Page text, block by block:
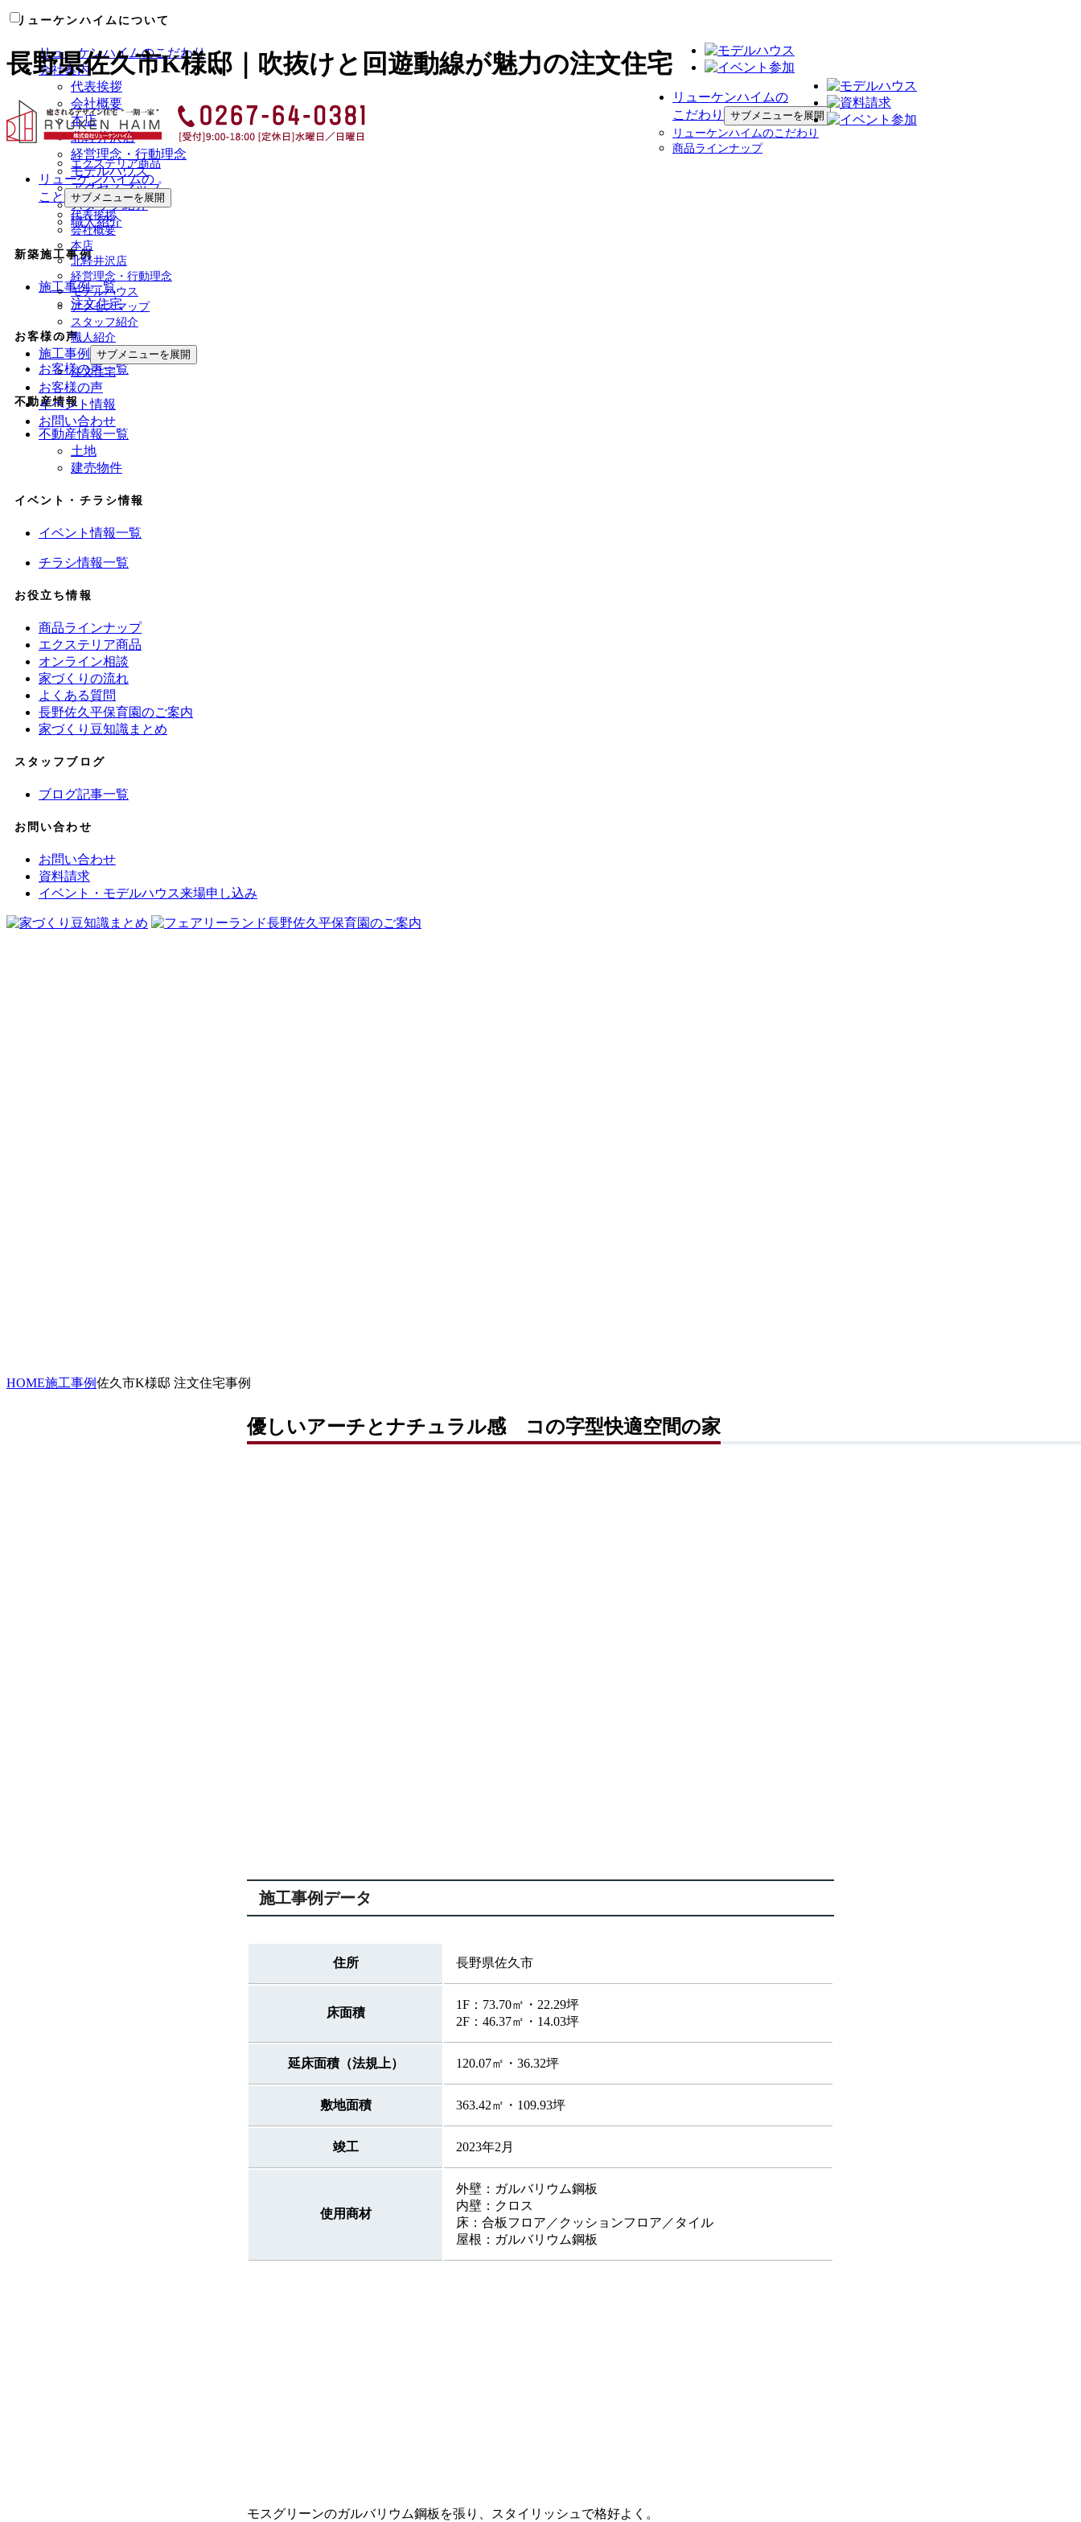
長野県佐久市K様邸｜吹抜けと回遊動線が魅力の注文住宅
リューケンハイムの
こだわり
サブメニューを展開
リューケンハイムのこだわり
商品ラインナップ
エクステリア商品
リューケンハイムの
こと
サブメニューを展開
代表挨拶
会社概要
本店
北軽井沢店
経営理念・行動理念
モデルハウス
アクセスマップ
スタッフ紹介
職人紹介
施工事例
サブメニューを展開
注文住宅
お客様の声
イベント情報
お問い合わせ
リューケンハイムについて
リューケンハイムのこだわり
会社案内
代表挨拶
会社概要
本店
北軽井沢店
経営理念・行動理念
モデルハウス
アクセスマップ
スタッフ紹介
職人紹介
新築施工事例
施工事例一覧
注文住宅
お客様の声
お客様の声一覧
不動産情報
不動産情報一覧
土地
建売物件
イベント・チラシ情報
イベント情報一覧
チラシ情報一覧
お役立ち情報
商品ラインナップ
エクステリア商品
オンライン相談
家づくりの流れ
よくある質問
長野佐久平保育園のご案内
家づくり豆知識まとめ
スタッフブログ
ブログ記事一覧
お問い合わせ
お問い合わせ
資料請求
イベント・モデルハウス来場申し込み
HOME施工事例佐久市K様邸 注文住宅事例
優しいアーチとナチュラル感 コの字型快適空間の家
施工事例データ
住所 長野県佐久市
床面積
1F：73.70㎡・22.29坪
2F：46.37㎡・14.03坪
延床面積（法規上） 120.07㎡・36.32坪
敷地面積 363.42㎡・109.93坪
竣工 2023年2月
使用商材
外壁：ガルバリウム鋼板
内壁：クロス
床：合板フロア／クッションフロア／タイル
屋根：ガルバリウム鋼板
モスグリーンのガルバリウム鋼板を張り、スタイリッシュで格好よく。